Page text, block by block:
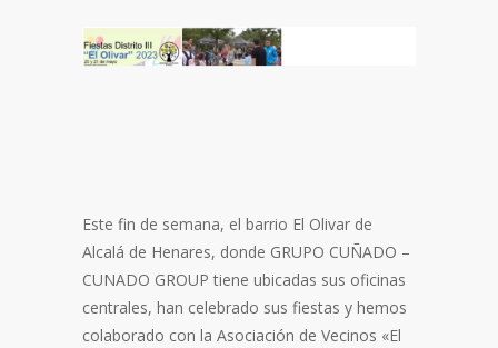
Este fin de semana, el barrio El Olivar de
Alcalá de Henares, donde GRUPO CUÑADO –
CUNADO GROUP tiene ubicadas sus oficinas
centrales, han celebrado sus fiestas y hemos
colaborado con la Asociación de Vecinos «El